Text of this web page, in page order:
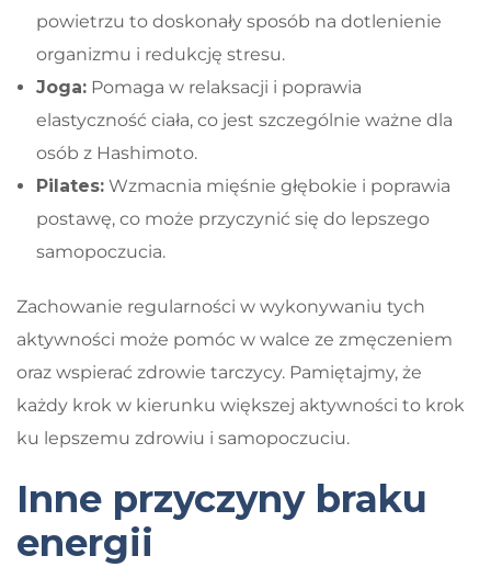
powietrzu to doskonały sposób na dotlenienie
organizmu i redukcję stresu.
Joga: Pomaga w relaksacji i poprawia
elastyczność ciała, co jest szczególnie ważne dla
osób z Hashimoto.
Pilates: Wzmacnia mięśnie głębokie i poprawia
postawę, co może przyczynić się do lepszego
samopoczucia.
Zachowanie regularności w wykonywaniu tych
aktywności może pomóc w walce ze zmęczeniem
oraz wspierać zdrowie tarczycy. Pamiętajmy, że
każdy krok w kierunku większej aktywności to krok
ku lepszemu zdrowiu i samopoczuciu.
Inne przyczyny braku
energii